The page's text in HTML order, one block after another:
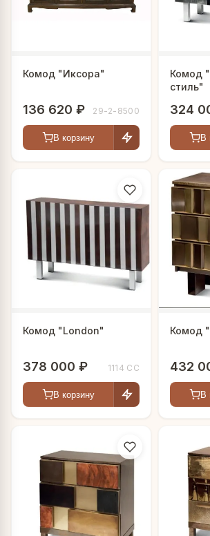
Комод "Иксора"
136 620 ₽ 29-2-8500
В корзину
Комод
стиль"
324
В
Комод "London"
378 000 ₽ 1114 СС
В корзину
Комод
432
В